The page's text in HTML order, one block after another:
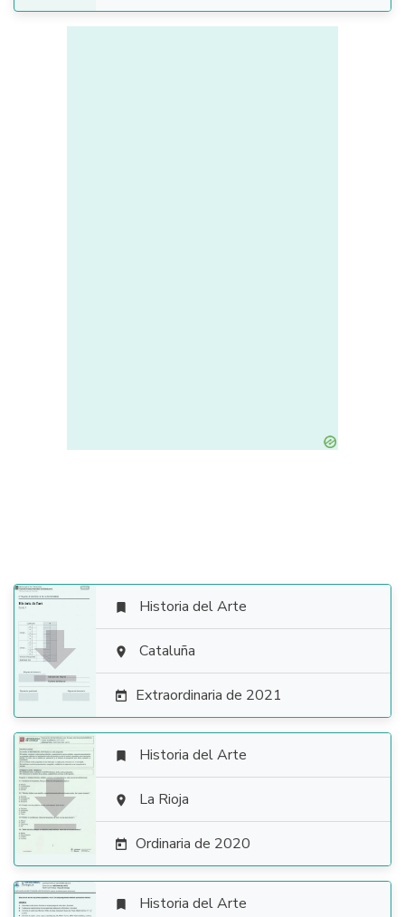

 Historia del Arte
 Cataluña
 Extraordinaria de 2021

 Historia del Arte
 La Rioja
 Ordinaria de 2020
 Historia del Arte